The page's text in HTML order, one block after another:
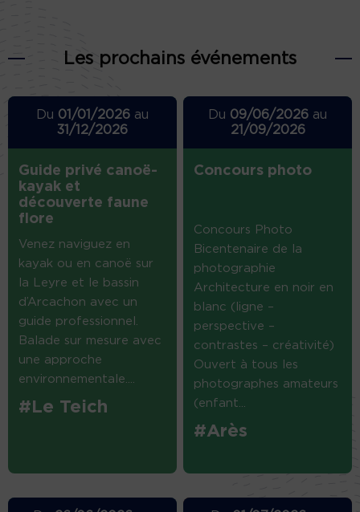
Les prochains événements
Du 01/01/2026au
31/12/2026
Guide privé canoë-
kayak et
découverte faune
flore
Venez naviguez en
kayak ou en canoë sur
la Leyre et le bassin
d’Arcachon avec un
guide professionnel.
Balade sur mesure avec
une approche
environnementale....
#Le Teich
Du 09/06/2026 au
21/09/2026
Concours photo
Concours Photo
Bicentenaire de la
photographie
Architecture en noir en
blanc (ligne –
perspective –
contrastes – créativité)
Ouvert à tous les
photographes amateurs
(enfant...
#Arès